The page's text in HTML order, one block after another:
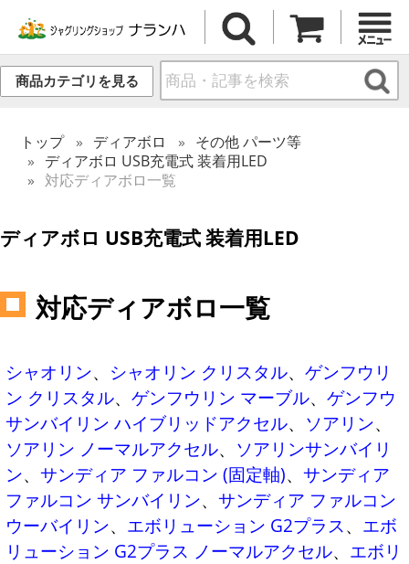
商品カテゴリを見る
トップ ディアボロ
その他 パーツ等
ディアボロ USB充電式 装着用LED
対応ディアボロ一覧
ディアボロ USB充電式 装着用LED
対応ディアボロ一覧
シャオリン、 シャオリン クリスタル、 ゲンフウリ
ン クリスタル、 ゲンフウリン マーブル、 ゲンフウ
サンバイリン ハイブリッドアクセル、 ソアリン、
ソアリン ノーマルアクセル、 ソアリンサンバイリ
ン、 サンディア ファルコン (固定軸)、 サンディア
ファルコン サンバイリン、 サンディア ファルコン
ウーバイリン、 エボリューション G2プラス、 エボ
リューション G2プラス ノーマルアクセル、 エボリ